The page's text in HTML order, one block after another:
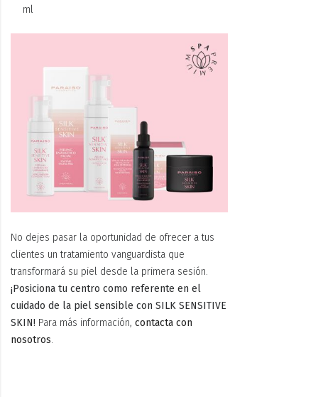
ml
No dejes pasar la oportunidad de ofrecer a tus
clientes un tratamiento vanguardista que
transformará su piel desde la primera sesión.
¡Posiciona tu centro como referente en el
cuidado de la piel sensible con SILK SENSITIVE
SKIN! Para más información, contacta con
nosotros.